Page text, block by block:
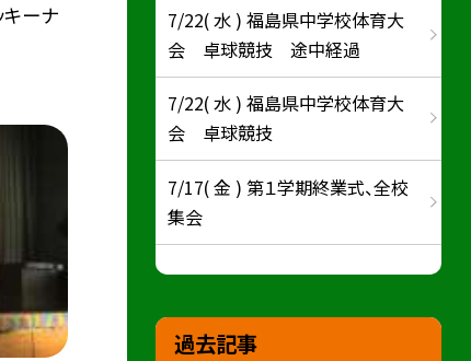
キーナ
7/22( 水 ) 福島県中学校体育大
会 卓球競技 途中経過
7/22( 水 ) 福島県中学校体育大
会 卓球競技
7/17( 金 ) 第１学期終業式、全校
集会
過去記事